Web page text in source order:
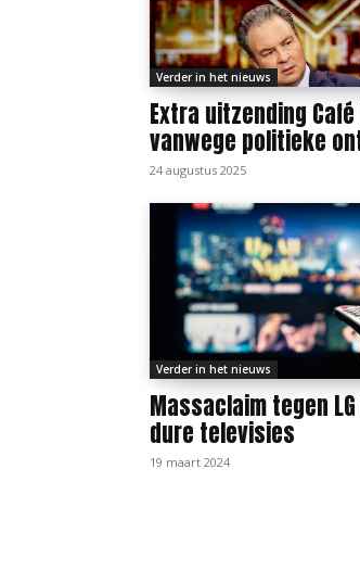
Verder in het nieuws
Extra uitzending
vanwege politieke
24 augustus 2025
Verder in het nieuws
Massaclaim tegen
dure televisies
19 maart 2024